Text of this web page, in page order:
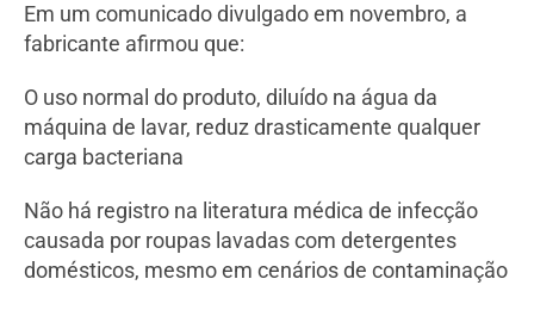
Em um comunicado divulgado em novembro, a
fabricante afirmou que:
O uso normal do produto, diluído na água da
máquina de lavar, reduz drasticamente qualquer
carga bacteriana
Não há registro na literatura médica de infecção
causada por roupas lavadas com detergentes
domésticos, mesmo em cenários de contaminação